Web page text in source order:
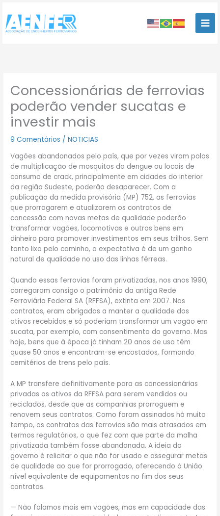
para
conteúdo
Concessionárias de ferrovias
poderão vender sucatas e
investir mais
9 Comentários /NOTICIAS
Vagões abandonados pelo país, que por vezes viram polos
de multiplicação de mosquitos da dengue ou locais de
consumo de crack, principalmente em cidades do interior
da região Sudeste, poderão desaparecer. Com a
publicação da medida provisória (MP) 752, as ferrovias
que prorrogarem e atualizarem os contratos de
concessão com novas metas de qualidade poderão
transformar vagões, locomotivas e outros bens em
dinheiro para promover investimentos em seus trilhos. Sem
tanto lixo pelo caminho, a expectativa é de um ganho
natural de qualidade no uso das linhas férreas.
Quando essas ferrovias foram privatizadas, nos anos 1990,
carregaram consigo o patrimônio da antiga Rede
Ferroviária Federal SA (RFFSA), extinta em 2007. Nos
contratos, eram obrigadas a manter a qualidade dos
ativos recebidos e só poderiam transformar um vagão em
sucata, por exemplo, com consentimento do governo. Mas
hoje, bens que à época já tinham 20 anos de uso têm
quase 50 anos e encontram-se encostados, formando
cemitérios de trens pelo país.
A MP transfere definitivamente para as concessionárias
privadas os ativos da RFFSA para serem vendidos ou
reciclados, desde que as companhias prorroguem e
renovem seus contratos. Como foram assinados há muito
tempo, os contratos das ferrovias são mais atrasados em
termos regulatórios, o que fez com que parte da malha
privatizada também fosse abandonada. A ideia do
governo é relicitar o que não for usado e assegurar metas
de qualidade ao que for prorrogado, oferecendo à União
nível equivalente de equipamentos no fim dos seus
contratos.
— Não falamos mais em vagões, mas em capacidade das